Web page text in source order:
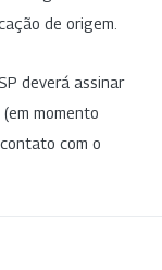
de origem.
deverá assinar
momento
com o